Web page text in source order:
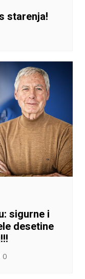
starenja!
sigurne i
desetine
0